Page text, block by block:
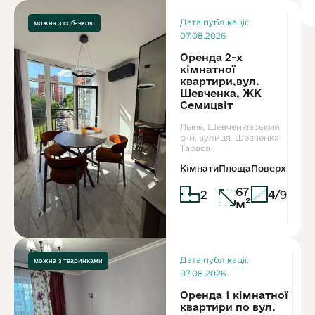
можна з собачкою
Дата публікації:
07.08.2026
Оренда 2-х
кімнатної
квартири,вул.
Шевченка, ЖК
Семицвіт
Львів, Шевченківський
р-н, вулиця. Шевченка
Тараса
Кімнати
2
Площа
67
м²
Поверх
4/9
можна з дітьми
можна з тваринками
Дата публікації:
07.08.2026
Оренда 1 кімнатної
квартири по вул.